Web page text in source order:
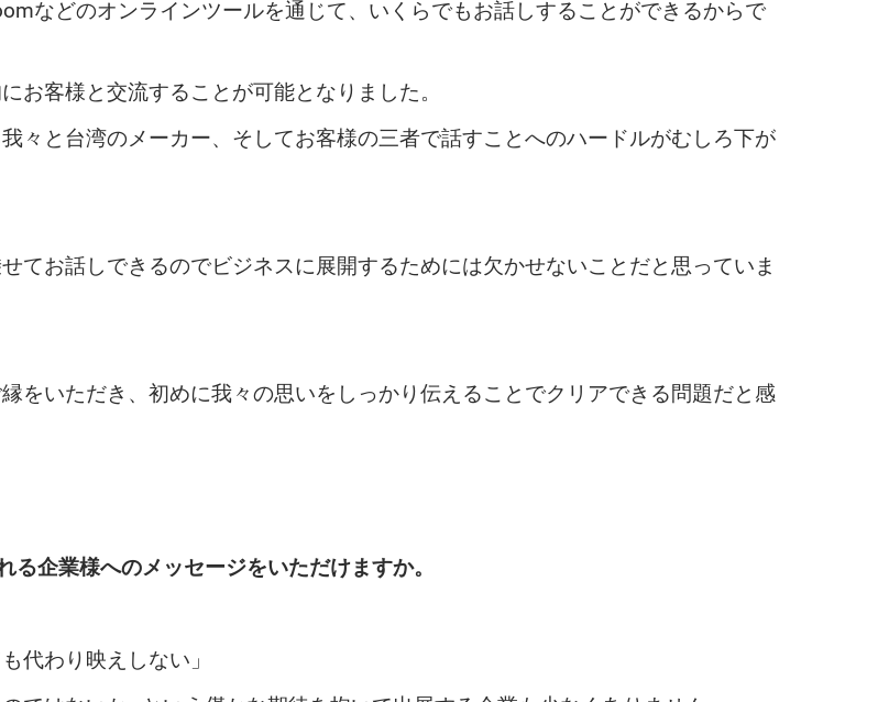
などのオンラインツールを通じて、いくらでもお話しすることができるからで
お客様と交流することが可能となりました。
々と台湾のメーカー、そしてお客様の三者で話すことへのハードルがむしろ下が
てお話しできるのでビジネスに展開するためには欠かせないことだと思っていま
をいただき、初めに我々の思いをしっかり伝えることでクリアできる問題だと感
企業様へのメッセージをいただけますか。
代わり映えしない」